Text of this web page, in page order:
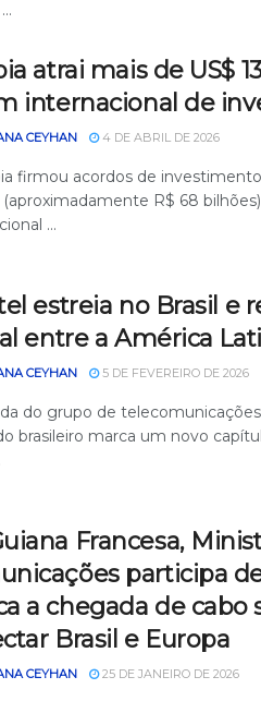
atrai mais de US$
internacional de
CEYHAN 4 DE ABRIL DE 2026
firmou acordos de investimento
(aproximadamente R$ 68
...
estreia no Brasil e
entre a América
CEYHAN 5 DE FEVEREIRO DE 2026
do grupo de
brasileiro marca um novo
Francesa,
participa
a chegada de cabo
Brasil e Europa
CEYHAN 25 DE JANEIRO DE 2026